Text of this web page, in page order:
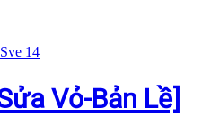
Vỏ-Bản Lề]